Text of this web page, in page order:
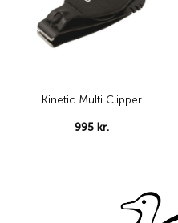
Kinetic Multi Clipper
995 kr.